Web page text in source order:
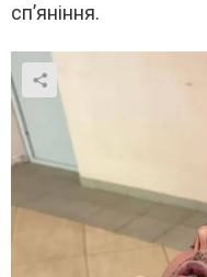
сп’яніння.